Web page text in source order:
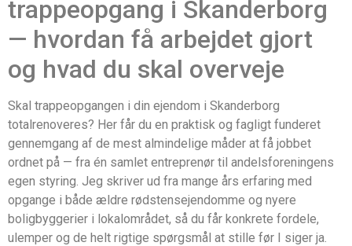
trappeopgang i Skanderborg
— hvordan få arbejdet gjort
og hvad du skal overveje
Skal trappeopgangen i din ejendom i Skanderborg
totalrenoveres? Her får du en praktisk og fagligt funderet
gennemgang af de mest almindelige måder at få jobbet
ordnet på — fra én samlet entreprenør til andelsforeningens
egen styring. Jeg skriver ud fra mange års erfaring med
opgange i både ældre rødstensejendomme og nyere
boligbyggerier i lokalområdet, så du får konkrete fordele,
ulemper og de helt rigtige spørgsmål at stille før I siger ja.